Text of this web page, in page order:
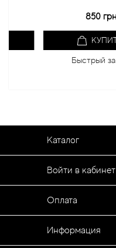
850 грн
КУПИТЬ
Быстрый заказ
Каталог
Войти в кабинет
Оплата
Информация